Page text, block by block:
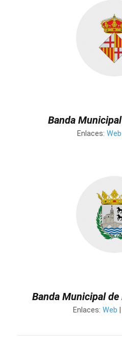
Banda
Enlaces: Web
Banda Municipal
Enlaces: Web